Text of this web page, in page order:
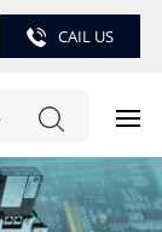
CAIL US